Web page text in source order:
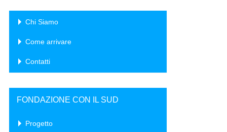
Chi Siamo
Come arrivare
Contatti
FONDAZIONE CON IL SUD
Progetto